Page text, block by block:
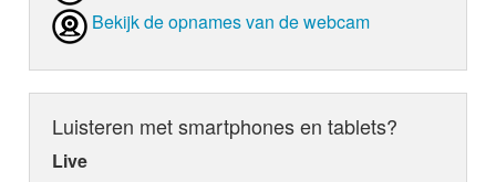
Bekijk de opnames van de webcam
Luisteren met smartphones en tablets?
Live